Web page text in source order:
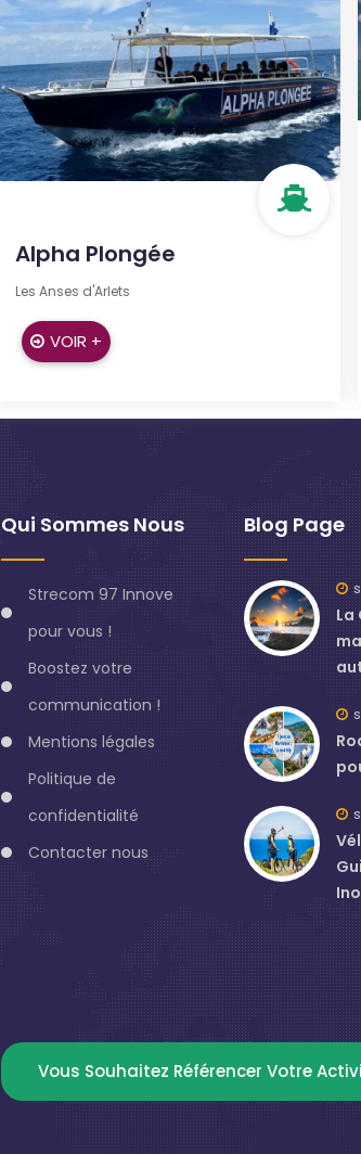
Alpha Plongée
Les Anses d'Arlets
VOIR +
Qui Sommes Nous
Strecom 97 Innove
pour vous !
Boostez votre
communication !
Mentions légales
Politique de
confidentialité
Contacter nous
Blog Page
La
Vous Souhaitez Référencer Votre